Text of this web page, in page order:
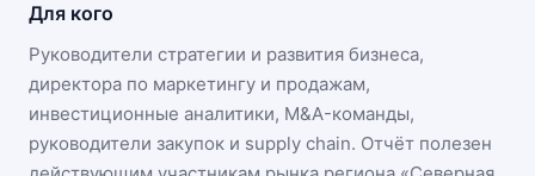
Для кого
Руководители стратегии и развития бизнеса,
директора по маркетингу и продажам,
инвестиционные аналитики, M&A-команды,
руководители закупок и supply chain. Отчёт полезен